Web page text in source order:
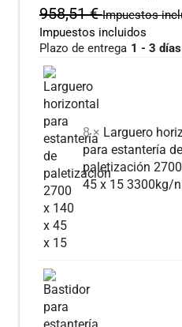
958,51€ Impuestos
Impuestos incluidos
Plazo de entrega 1 - 3 días
8 × Larguero
para estantería de
paletización
45 x 15 3300kg/